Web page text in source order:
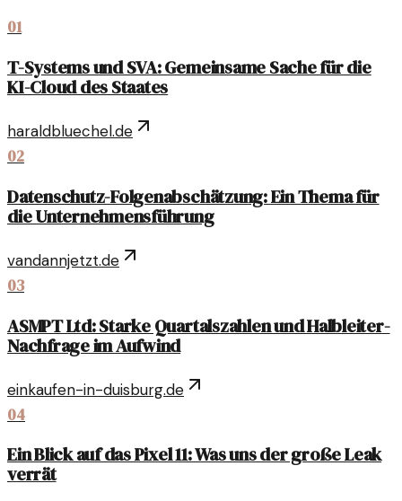
01
T-Systems und SVA: Gemeinsame Sache für die
KI-Cloud des Staates
haraldbluechel.de
02
Datenschutz-Folgenabschätzung: Ein Thema für
die Unternehmensführung
vandannjetzt.de
03
ASMPT Ltd: Starke Quartalszahlen und Halbleiter-
Nachfrage im Aufwind
einkaufen-in-duisburg.de
04
Ein Blick auf das Pixel 11: Was uns der große Leak
verrät